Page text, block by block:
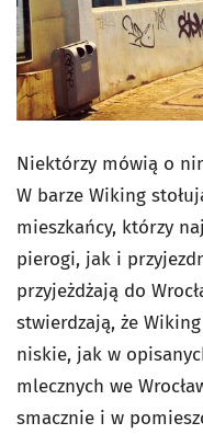
Niektórzy mówią o
W barze Wiking
mieszkańcy, którzy
pierogi, jak i
przyjeżdżają do
stwierdzają, że
niskie, jak w
mlecznych we
smacznie i w